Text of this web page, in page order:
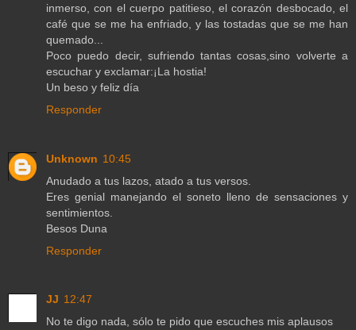
inmerso, con el cuerpo patitieso, el corazón desbocado, el
café que se me ha enfriado, y las tostadas que se me han
quemado...
Poco puedo decir, sufriendo tantas cosas,sino volverte a
escuchar y exclamar:¡La hostia!
Un beso y feliz día
Responder
Unknown 10:45
Anudado a tus lazos, atado a tus versos.
Eres genial manejando el soneto lleno de sensaciones y
sentimientos.
Besos Duna
Responder
JJ 12:47
No te digo nada, sólo te pido que escuches mis aplausos